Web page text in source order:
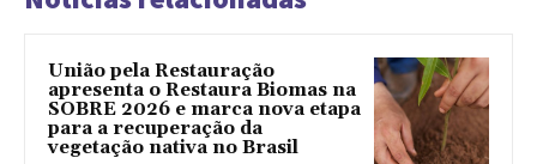
União pela Restauração
apresenta o Restaura Biomas na
SOBRE 2026 e marca nova etapa
para a recuperação da
vegetação nativa no Brasil